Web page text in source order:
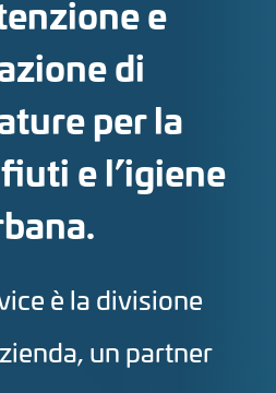
e
di
per la
e l’igiene
è la divisione
un partner